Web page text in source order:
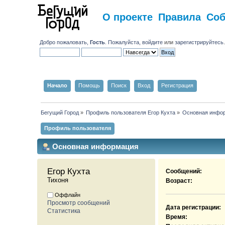
О проекте Правила
Добро пожаловать,Гость . Пожалуйста,войдите илизарегистрируйтесь
Начало Помощь Поиск Вход Регистрация
Бегущий Город» Профиль пользователя Егор Кухта» Основная
Профиль пользователя
Основная информация
Егор Кухта
Тихоня
Оффлайн
Просмотр сообщений
Статистика
Сообщений:
Возраст:
Дата регистрации:
Время: